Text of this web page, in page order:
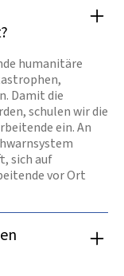
humanitäre
Damit die
schulen wir die
ein. An
sich auf
vor Ort